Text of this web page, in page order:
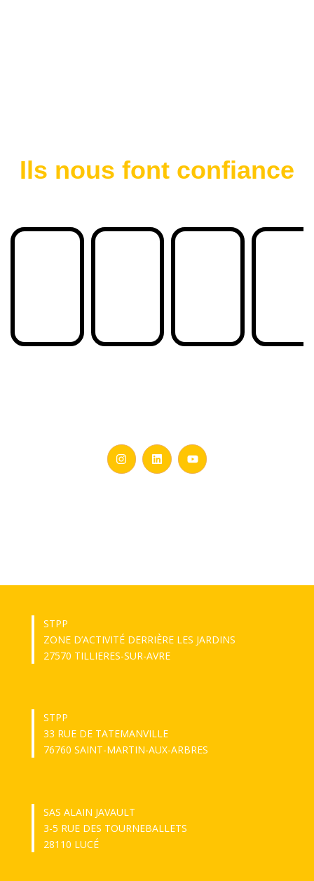
Ils nous font confiance
STPP
ZONE D’ACTIVITÉ DERRIÈRE LES JARDINS
27570 TILLIERES-SUR-AVRE
STPP
33 RUE DE TATEMANVILLE
76760 SAINT-MARTIN-AUX-ARBRES
SAS ALAIN JAVAULT
3-5 RUE DES TOURNEBALLETS
28110 LUCÉ